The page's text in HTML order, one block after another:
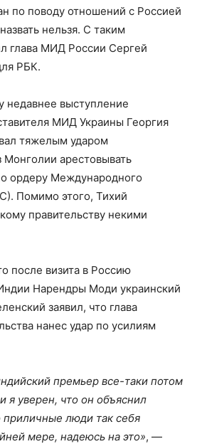
по поводу отношений с Россией
нельзя. С таким
глава МИД России Сергей
РБК.
недавнее выступление
МИД Украины Георгия
тяжелым ударом
Монголии арестовывать
ордеру Международного
Помимо этого, Тихий
правительству некими
после визита в Россию
Нарендры Моди украинский
заявил, что глава
нанес удар по усилиям
премьер все-таки потом
я уверен, что он объяснил
приличные люди так себя
мере, надеюсь на это», —